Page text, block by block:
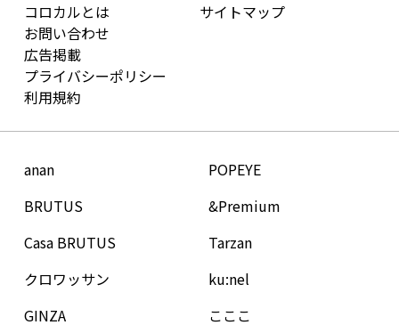
コロカルとは
お問い合わせ
広告掲載
プライバシーポリシー
利用規約
サイトマップ
anan
BRUTUS
Casa BRUTUS
クロワッサン
GINZA
POPEYE
&Premium
Tarzan
ku:nel
こここ